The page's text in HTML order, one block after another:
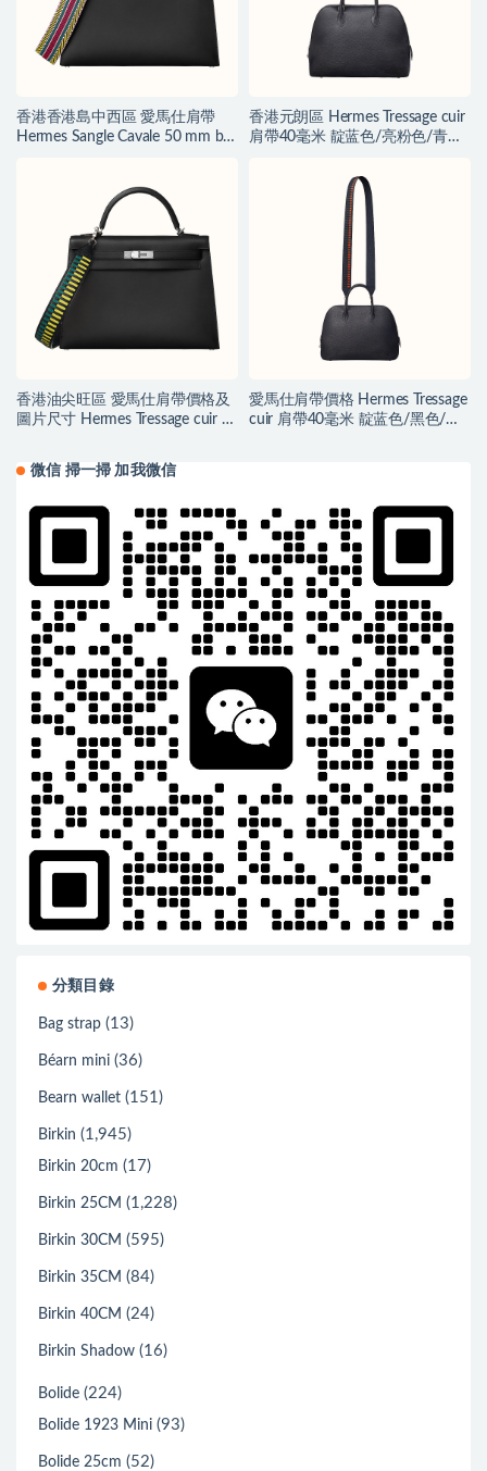
香港香港島中西區 愛馬仕肩帶
Hermes Sangle Cavale 50 mm bag
香港元朗區 Hermes Tressage cuir
肩帶40毫米 靛蓝色/亮粉色/青柠
香港油尖旺區 愛馬仕肩帶價格及
圖片尺寸 Hermes Tressage cuir 肩
愛馬仕肩帶價格 Hermes Tressage
cuir 肩帶40毫米 靛蓝色/黑色/红
微信 掃一掃 加我微信
分類目錄
Bag strap (13)
Béarn mini (36)
Bearn wallet (151)
Birkin (1,945)
Birkin 20cm (17)
Birkin 25CM (1,228)
Birkin 30CM (595)
Birkin 35CM (84)
Birkin 40CM (24)
Birkin Shadow (16)
Bolide (224)
Bolide 1923 Mini (93)
Bolide 25cm (52)